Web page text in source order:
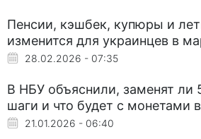
Пенсии, кэшбек, купюры и
изменится для украинцев в
28.02.2026 - 07:35
В НБУ объяснили, заменят ли
шаги и что будет с монетами
21.01.2026 - 06:40